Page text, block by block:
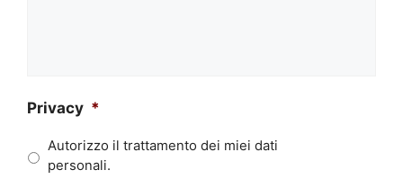
Privacy *
Autorizzo il trattamento dei miei dati
personali.